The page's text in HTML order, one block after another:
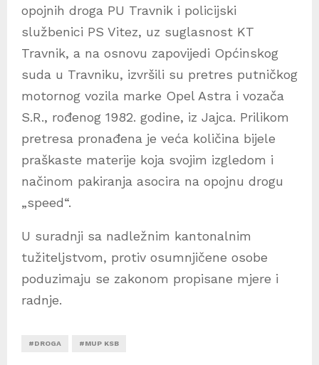
opojnih droga PU Travnik i policijski
službenici PS Vitez, uz suglasnost KT
Travnik, a na osnovu zapovijedi Općinskog
suda u Travniku, izvršili su pretres putničkog
motornog vozila marke Opel Astra i vozača
S.R., rođenog 1982. godine, iz Jajca. Prilikom
pretresa pronađena je veća količina bijele
praškaste materije koja svojim izgledom i
načinom pakiranja asocira na opojnu drogu
„speed“.
U suradnji sa nadležnim kantonalnim
tužiteljstvom, protiv osumnjičene osobe
poduzimaju se zakonom propisane mjere i
radnje.
#DROGA #MUP KSB